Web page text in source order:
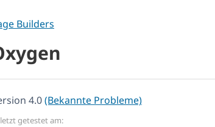
Builders
4.0(Bekannte Probleme)
getestet am: